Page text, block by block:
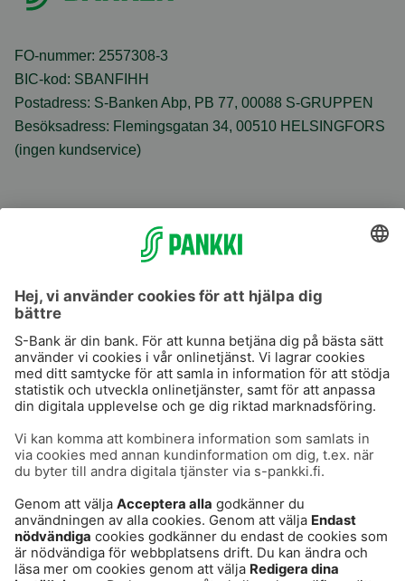
FO-nummer: 2557308-3
BIC-kod: SBANFIHH
Postadress: S-Banken Abp, PB 77, 00088 S-GRUPPEN
Besöksadress: Flemingsgatan 34, 00510 HELSINGFORS
(ingen kundservice)
Användarvillkor
Dataskydd
Cookies